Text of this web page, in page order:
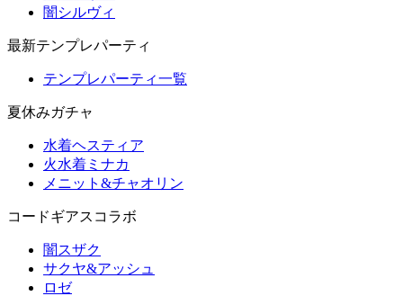
闇シルヴィ
最新テンプレパーティ
テンプレパーティ一覧
夏休みガチャ
水着ヘスティア
火水着ミナカ
メニット&チャオリン
コードギアスコラボ
闇スザク
サクヤ&アッシュ
ロゼ